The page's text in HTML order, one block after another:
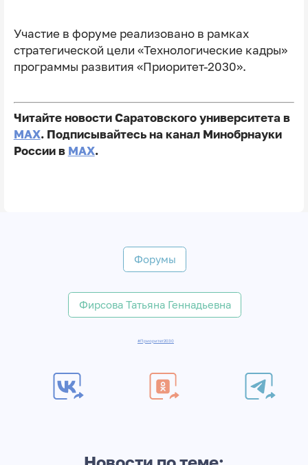
Участие в форуме реализовано в рамках
стратегической цели «Технологические кадры»
программы развития «Приоритет-2030».
Читайте новости Саратовского университета в
MAX. Подписывайтесь на канал Минобрнауки
России в MAX.
Форумы
Фирсова Татьяна Геннадьевна
#Приоритет2030